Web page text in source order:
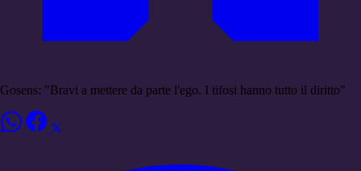
Gosens: "Bravi a mettere da parte l'ego. I tifosi hanno tutto il diritto"